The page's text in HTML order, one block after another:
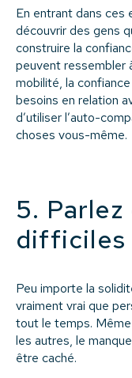
En entrant dans ces
découvrir des gens
construire la
peuvent ressembler
mobilité, la
besoins en relation
d’utiliser l’auto-
choses vous-même.
5.
difficiles
Peu importe la
vraiment vrai que
tout le temps. Même
les autres, le
être caché.